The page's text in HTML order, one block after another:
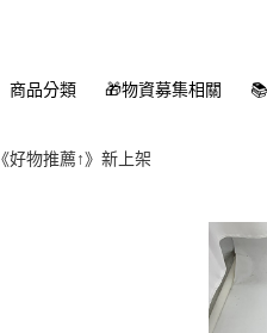
商品分類 🎁物資募集相關
《好物推薦↑》新上架